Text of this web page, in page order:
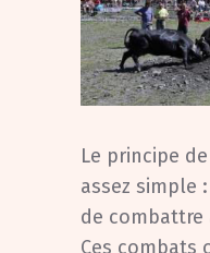
Le principe
assez simple
de combattre
Ces combats